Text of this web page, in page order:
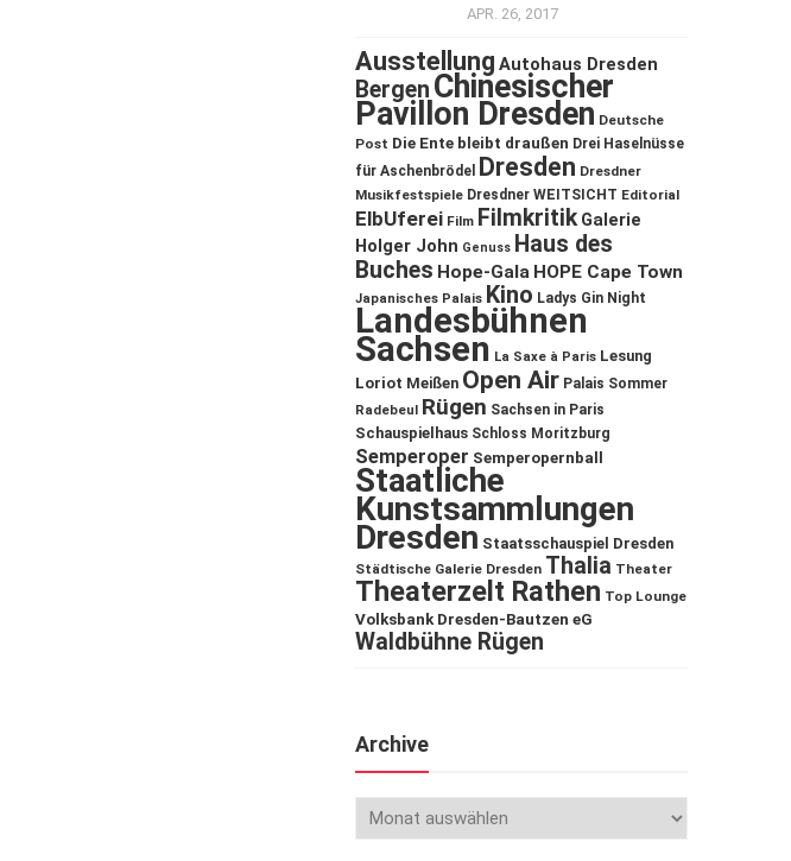
APR. 26, 2017
Ausstellung Autohaus Dresden
Bergen Chinesischer
Pavillon Dresden Deutsche
Post Die Ente bleibt draußen Drei Haselnüsse
für Aschenbrödel
Dresden Dresdner
Musikfestspiele Dresdner WEITSICHT Editorial
ElbUferei Film Filmkritik Galerie
Holger John Genuss Haus des
Buches Hope-Gala HOPE Cape Town
Japanisches Palais Kino Ladys Gin Night
Landesbühnen
Sachsen La Saxe à Paris Lesung
Loriot Meißen Open Air Palais Sommer
Radebeul Rügen Sachsen in Paris
Schauspielhaus Schloss Moritzburg
Semperoper Semperopernball
Staatliche
Kunstsammlungen
Dresden Staatsschauspiel Dresden
Städtische Galerie Dresden Thalia Theater
Theaterzelt Rathen Top Lounge
Volksbank Dresden-Bautzen eG
Waldbühne Rügen
Archive